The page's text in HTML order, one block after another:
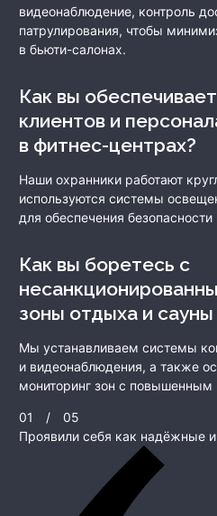
видеонаблюдение, контроль
патрулирования, чтобы
в бьюти-салонах.
Как вы обеспечиваете безопасность
клиентов и
в фитнес-центрах?
Наши охранники работают
используются системы
для обеспечения
Как вы боретесь с
зоны отдыха и
Мы устанавливаем системы
и видеонаблюдения, а также
мониторинг зон с повышенным
01 /
05
Проявили себя как надёжные